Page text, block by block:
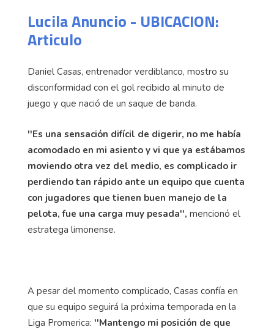
Lucila Anuncio - UBICACION:
Articulo
Daniel Casas, entrenador verdiblanco, mostro su
disconformidad con el gol recibido al minuto de
juego y que nació de un saque de banda.
''Es una sensación difícil de digerir, no me había
acomodado en mi asiento y vi que ya estábamos
moviendo otra vez del medio, es complicado ir
perdiendo tan rápido ante un equipo que cuenta
con jugadores que tienen buen manejo de la
pelota, fue una carga muy pesada'', mencionó el
estratega limonense.
A pesar del momento complicado, Casas confía en
que su equipo seguirá la próxima temporada en la
Liga Promerica: ''Mantengo mi posición de que